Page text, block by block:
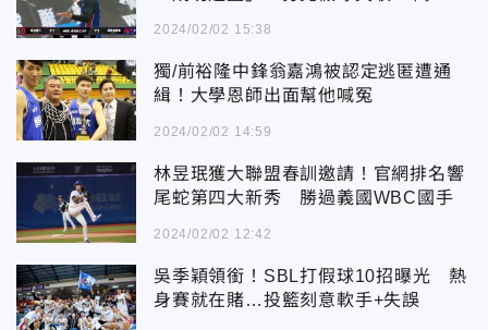
2024/02/02 15:38
獨/前裕隆中鋒翁嘉鴻被認定逃匿遭通
緝！大學恩師出面幫他喊冤
2024/02/02 14:59
林昱珉獲大聯盟春訓邀請！官網排名響
尾蛇第四大新秀 勝過義國WBC國手
2024/02/02 12:42
吳季穎領銜！SBL打假球10招曝光 熱
身賽就在賭…投籃刻意軟手+失誤